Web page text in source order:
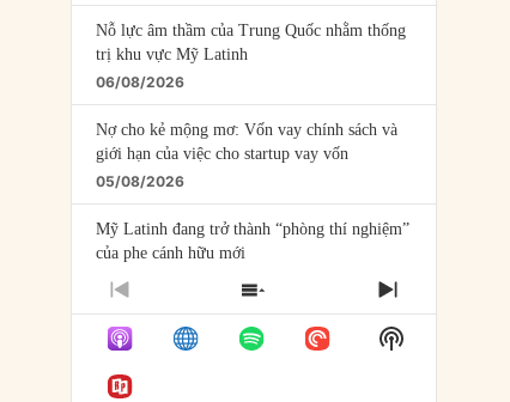
Nỗ lực âm thầm của Trung Quốc nhằm thống
trị khu vực Mỹ Latinh
06/08/2026
Nợ cho kẻ mộng mơ: Vốn vay chính sách và
giới hạn của việc cho startup vay vốn
05/08/2026
Mỹ Latinh đang trở thành “phòng thí nghiệm”
của phe cánh hữu mới
04/08/2026
Tại sao Trung Quốc phủ nhận cuộc gặp với
Ngoại trưởng Nhật Bản?
04/08/2026
PREVIOUS
EPISODE
SHOW
EPISODES
LIST
NEXT
EPISODE
Show
Podcast